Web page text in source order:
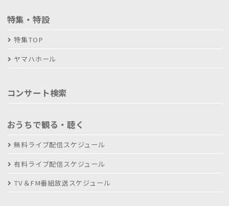
特集・特設
特集TOP
ヤマハホール
コンサート検索
おうちで観る・聴く
無料ライブ配信スケジュール
有料ライブ配信スケジュール
TV＆FM番組放送スケジュール